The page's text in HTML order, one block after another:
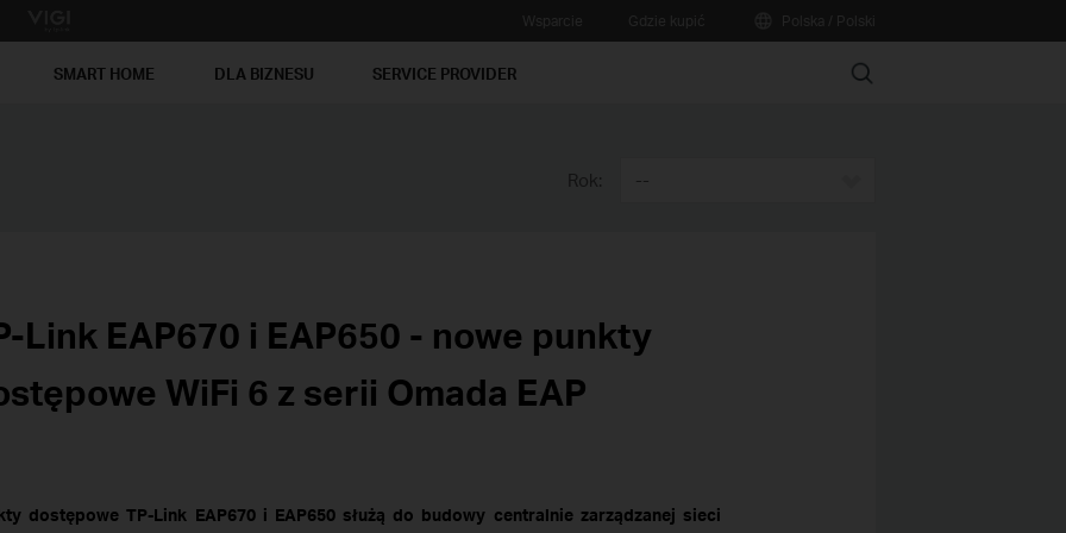
SMART HOME DLA BIZNESU SERVICE PROVIDER Search
Rok: --
Link EAP670 i EAP650 - nowe punkty
WiFi 6 z serii Omada EAP
dostępowe TP-Link EAP670 i EAP650 służą do budowy centralnie zarządzanej sieci